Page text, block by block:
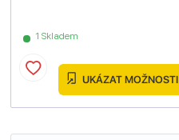
1 Skladem
UKÁZAT MOŽNOSTI